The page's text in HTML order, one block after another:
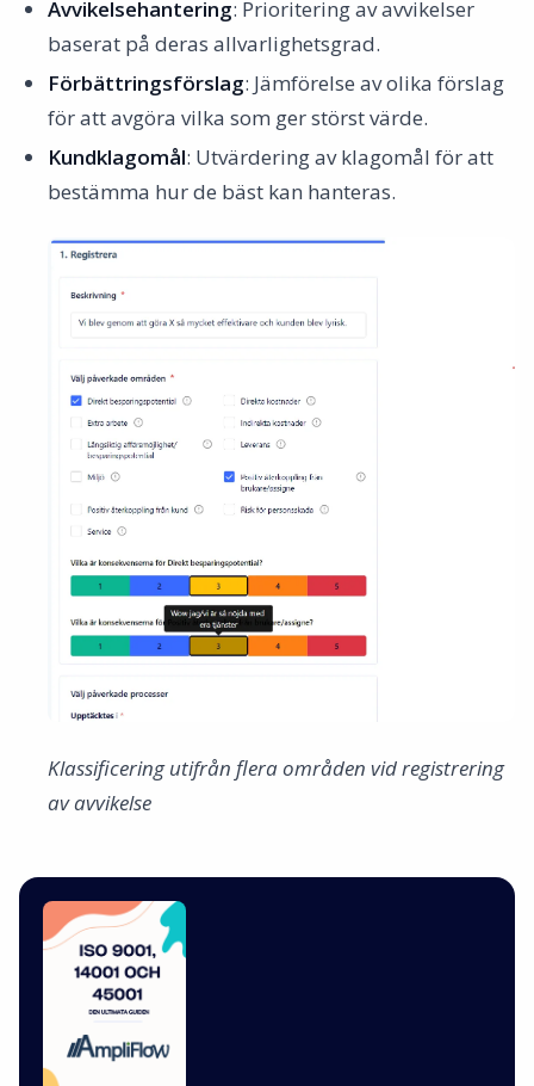
Avvikelsehantering: Prioritering av avvikelser
baserat på deras allvarlighetsgrad.
Förbättringsförslag: Jämförelse av olika förslag
för att avgöra vilka som ger störst värde.
Kundklagomål: Utvärdering av klagomål för att
bestämma hur de bäst kan hanteras.
Klassificering utifrån flera områden vid registrering
av avvikelse